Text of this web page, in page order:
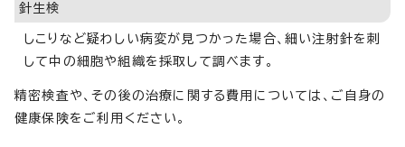
針生検
しこりなど疑わしい病変が見つかった場合、細い注射針を刺
して中の細胞や組織を採取して調べます。
精密検査や、その後の治療に関する費用については、ご自身の
健康保険をご利用ください。